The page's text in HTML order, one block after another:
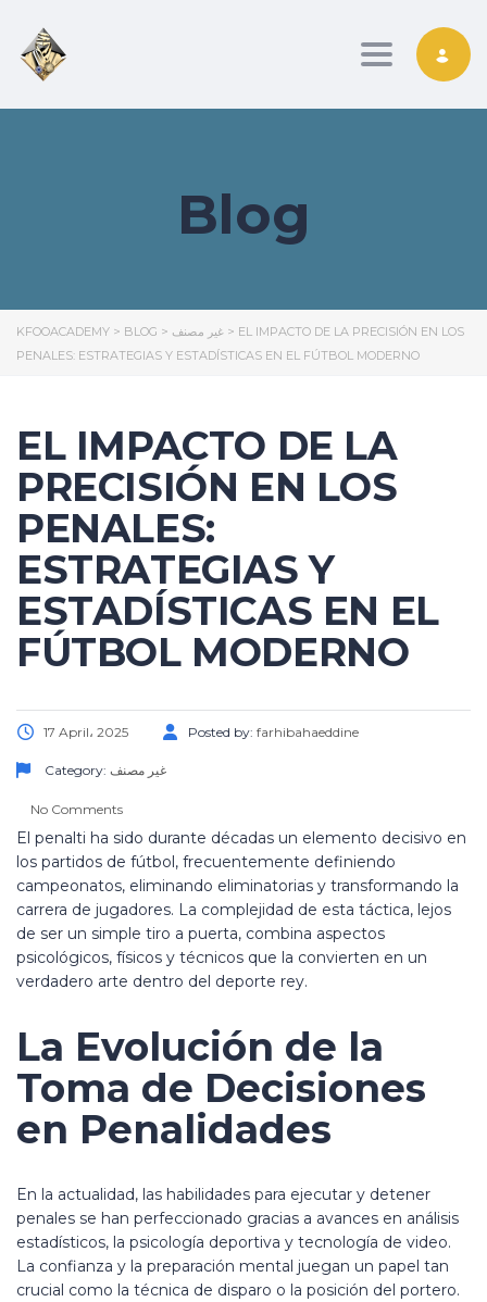
Toggle
Blog
KFOOACADEMY > BLOG > غير مصنف > EL IMPACTO DE LA PRECISIÓN EN LOS
PENALES: ESTRATEGIAS Y ESTADÍSTICAS EN EL FÚTBOL MODERNO
EL IMPACTO DE LA
PRECISIÓN EN LOS
PENALES:
ESTRATEGIAS Y
ESTADÍSTICAS EN EL
FÚTBOL MODERNO
17 April، 2025 Posted by: farhibahaeddine
Category: غير مصنف
No Comments
El penalti ha sido durante décadas un elemento decisivo en
los partidos de fútbol, frecuentemente definiendo
campeonatos, eliminando eliminatorias y transformando la
carrera de jugadores. La complejidad de esta táctica, lejos
de ser un simple tiro a puerta, combina aspectos
psicológicos, físicos y técnicos que la convierten en un
verdadero arte dentro del deporte rey.
La Evolución de la
Toma de Decisiones
en Penalidades
En la actualidad, las habilidades para ejecutar y detener
penales se han perfeccionado gracias a avances en análisis
estadísticos, la psicología deportiva y tecnología de video.
La confianza y la preparación mental juegan un papel tan
crucial como la técnica de disparo o la posición del portero.